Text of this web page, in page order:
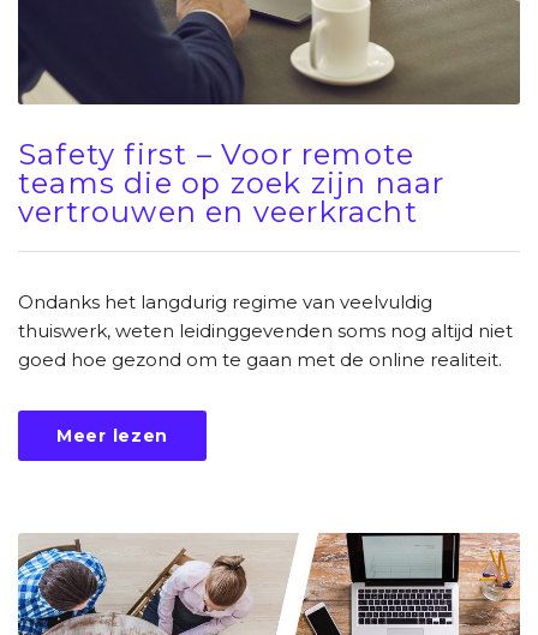
Safety first – Voor remote
teams die op zoek zijn naar
vertrouwen en veerkracht
Ondanks het langdurig regime van veelvuldig
thuiswerk, weten leidinggevenden soms nog altijd niet
goed hoe gezond om te gaan met de online realiteit.
Meer lezen